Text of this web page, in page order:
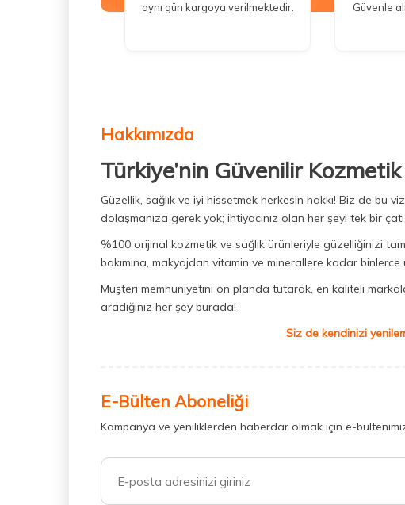
aynı gün kargoya verilmektedir.
Güvenle
Hakkımızda
Türkiye’nin Güvenilir
Güzellik, sağlık ve iyi hissetmek herkesin hakkı! Biz de bu
dolaşmanıza gerek yok; ihtiyacınız olan her şeyi tek bir
%100 orijinal kozmetik ve sağlık ürünleriyle güzelliğinizi
bakımına, makyajdan vitamin ve minerallere kadar
Müşteri memnuniyetini ön planda tutarak, en kaliteli
aradığınız her şey burada!
Siz de kendinizi
E-Bülten Aboneliği
Kampanya ve yeniliklerden haberdar olmak için e-